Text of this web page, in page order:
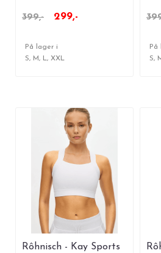
399,- 299,-
På lager i
S, M, L, XXL
På
S,
Rôhnisch - Kay Sports